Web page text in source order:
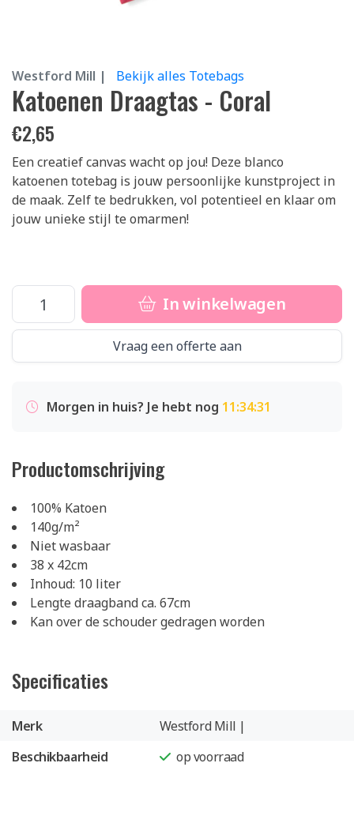
Westford Mill | Bekijk alles Totebags
Katoenen Draagtas - Coral
€2,65
Een creatief canvas wacht op jou! Deze blanco
katoenen totebag is jouw persoonlijke kunstproject in
de maak. Zelf te bedrukken, vol potentieel en klaar om
jouw unieke stijl te omarmen!
In winkelwagen
Vraag een offerte aan
Morgen in huis? Je hebt nog 11:34:30
Productomschrijving
100% Katoen
140g/m²
Niet wasbaar
38 x 42cm
Inhoud: 10 liter
Lengte draagband ca. 67cm
Kan over de schouder gedragen worden
Specificaties
Merk
Westford Mill |
Beschikbaarheid
op voorraad